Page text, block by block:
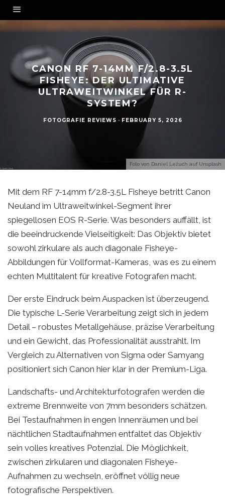
Foto von Daniel Leżuch auf Unsplash
CANON RF 7-14MM F/2.8-3.5L
FISHEYE: DER ULTIMATIVE
ULTRAWEITWINKEL FÜR R-
SYSTEM?
FOTOGRAFIE REVIEWS · FEBRUARY 5, 2026
Mit dem RF 7-14mm f/2.8-3.5L Fisheye betritt Canon
Neuland im Ultraweitwinkel-Segment ihrer
spiegellosen EOS R-Serie. Was besonders auffällt, ist
die beeindruckende Vielseitigkeit: Das Objektiv bietet
sowohl zirkulare als auch diagonale Fisheye-
Abbildungen für Vollformat-Kameras, was es zu einem
echten Multitalent für kreative Fotografen macht.
Der erste Eindruck beim Auspacken ist überzeugend.
Die typische L-Serie Verarbeitung zeigt sich in jedem
Detail – robustes Metallgehäuse, präzise Verarbeitung
und ein Gewicht, das Professionalität ausstrahlt. Im
Vergleich zu Alternativen von Sigma oder Samyang
positioniert sich Canon hier klar in der Premium-Liga.
Landschafts- und Architekturfotografen werden die
extreme Brennweite von 7mm besonders schätzen.
Bei Testaufnahmen in engen Innenräumen und bei
nächtlichen Stadtaufnahmen entfaltet das Objektiv
sein volles kreatives Potenzial. Die Möglichkeit,
zwischen zirkularen und diagonalen Fisheye-
Aufnahmen zu wechseln, eröffnet völlig neue
fotografische Perspektiven.